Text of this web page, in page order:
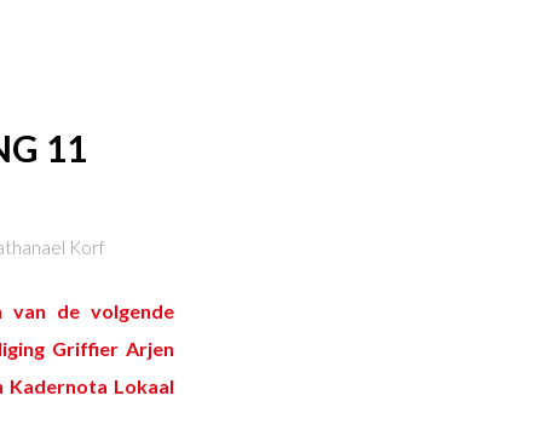
11
Korf
van de volgende
Griffier Arjen
Kadernota Lokaal